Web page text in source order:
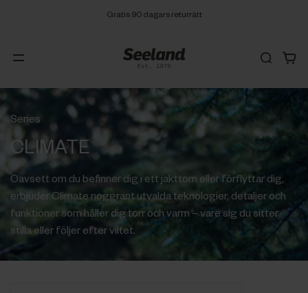
Gratis 90 dagars returrätt
Series
CLIMATE
Oavsett om du befinner dig i ett jakttorn eller förflyttar dig,
erbjuder Climate noggrant utvalda teknologier, detaljer och
funktioner som håller dig torr och varm – vare sig du sitter
stilla eller följer efter viltet.